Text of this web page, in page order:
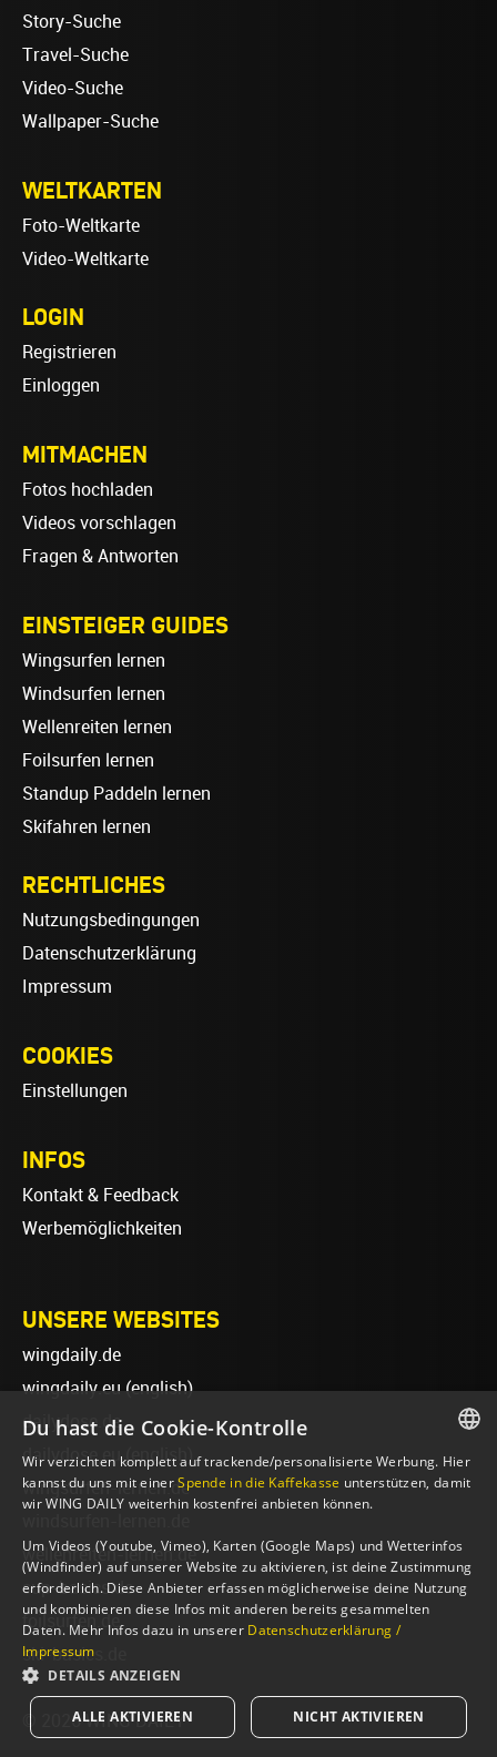
Story-Suche
Travel-Suche
Video-Suche
Wallpaper-Suche
WELTKARTEN
Foto-Weltkarte
Video-Weltkarte
LOGIN
Registrieren
Einloggen
MITMACHEN
Fotos hochladen
Videos vorschlagen
Fragen & Antworten
EINSTEIGER GUIDES
Wingsurfen lernen
Windsurfen lernen
Wellenreiten lernen
Foilsurfen lernen
Standup Paddeln lernen
Skifahren lernen
RECHTLICHES
Nutzungsbedingungen
Datenschutzerklärung
Impressum
COOKIES
Einstellungen
INFOS
Kontakt & Feedback
Werbemöglichkeiten
UNSERE WEBSITES
wingdaily.de
wingdaily.eu(english)
dailydose.de
dailydose.eu (english)
wingsurfen-lernen.de
wellenreiten-lernen.de
sup-basics.de
foilsurfen.de
ski-basics.de
© 2026 WING DAILY
GERMAN
Du hast die Cookie-Kontrolle
Wir verzichten komplett auf trackende/personalisierte Werbung. Hier
kannst du uns mit einerSpende in die Kaffekasse unterstützen, damit
wir WING DAILY weiterhin kostenfrei anbieten können.
Um Videos (Youtube, Vimeo), Karten (Google Maps) und Wetterinfos
(Windfinder) auf unserer Website zu aktivieren, ist deine Zustimmung
erforderlich. Diese Anbieter erfassen möglicherweise deine Nutzung
und kombinieren diese Infos mit anderen bereits gesammelten
Daten. Mehr Infos dazu in unserer Datenschutzerklärung /
Impressum
DETAILS ANZEIGEN
ALLE AKTIVIEREN NICHT AKTIVIEREN